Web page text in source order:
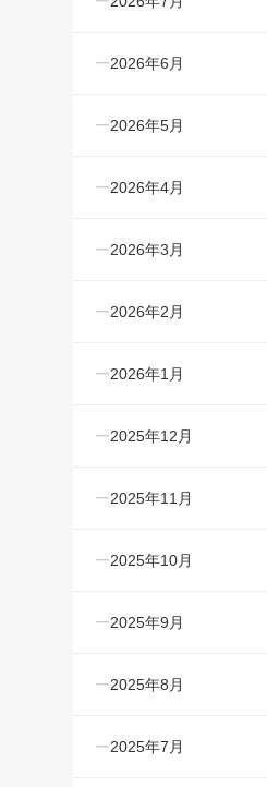
2026年6月
2026年5月
2026年4月
2026年3月
2026年2月
2026年1月
2025年12月
2025年11月
2025年10月
2025年9月
2025年8月
2025年7月